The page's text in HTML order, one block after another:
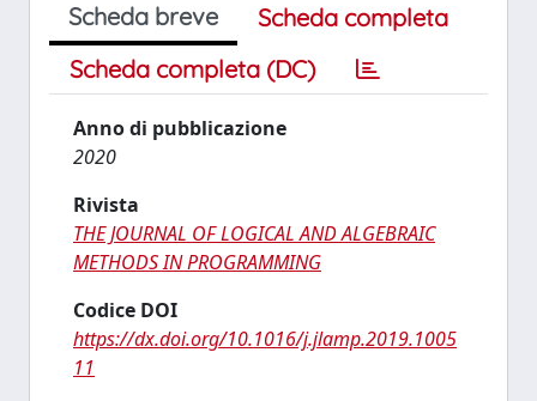
Scheda breve
Scheda completa
Scheda completa (DC)
Anno di pubblicazione
2020
Rivista
THE JOURNAL OF LOGICAL AND ALGEBRAIC
METHODS IN PROGRAMMING
Codice DOI
https://dx.doi.org/10.1016/j.jlamp.2019.1005
11